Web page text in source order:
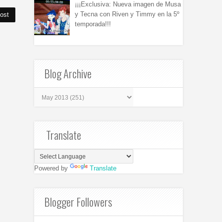
¡¡¡Exclusiva: Nueva imagen de Musa
y Tecna con Riven y Timmy en la 5º
temporada!!!
Blog Archive
Translate
Powered by Translate
Blogger Followers